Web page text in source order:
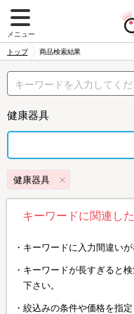
メニュー
トップ 商品検索結果
健康器具
健康器具
キーワードに関連し
キーワードに入力間違いが
キーワードが長すぎると
下さい。
絞込みの条件や価格を指